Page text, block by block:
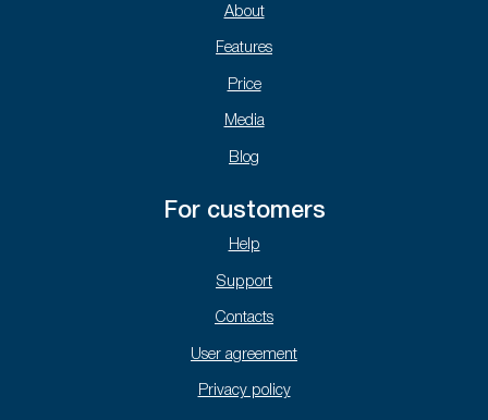
About
Features
Price
Media
Blog
For customers
Help
Support
Contacts
User agreement
Privacy policy